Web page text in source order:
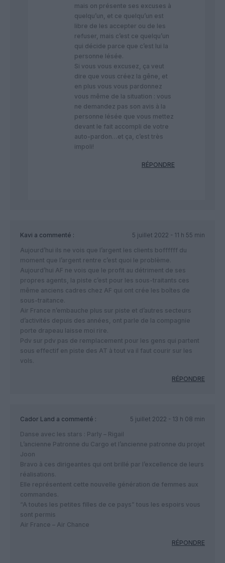
mais on présente ses excuses à
quelqu’un, et ce quelqu’un est
libre de les accepter ou de les
refuser, mais c’est ce quelqu’un
qui décide parce que c’est lui la
personne lésée.
Si vous vous excusez, ça veut
dire que vous créez la gêne, et
en plus vous vous pardonnez
vous même de la situation : vous
ne demandez pas son avis à la
personne lésée que vous mettez
devant le fait accompli de votre
auto-pardon…et ça, c’est très
impoli!
RÉPONDRE
Kavi a commenté :
5 juillet 2022 - 11 h 55 min
Aujourd’hui ils ne vois que l’argent les clients boffffff du
moment que l’argent rentre c’est quoi le problème.
Aujourd’hui AF ne vois que le profit au détriment de ses
propres agents, la piste c’est pour les sous-traitants ces
même anciens cadres chez AF qui ont crée les boîtes de
sous-traitance.
Air France n’embauche plus sur piste et d’autres secteurs
d’activités depuis des années, ont parle de la compagnie
porte drapeau laisse moi rire.
Pdv sur pdv pas de remplacement pour les gens qui partent
sous effectif en piste des AT à tout va il faut courir sur les
vols.
RÉPONDRE
Cador Land a commenté :
5 juillet 2022 - 13 h 08 min
Danse avec les stars : Parly – Rigail
L’ancienne Patronne du Cargo et l’ancienne patronne du projet
Joon
Bravo à ces dirigeantes qui ont brillé par l’excellence de leurs
réalisations.
Elle représentent cette nouvelle génération de femmes aux
commandes.
“A toutes les petites filles de ce pays” tous les espoirs vous
sont permis
Air France – Air Chance
RÉPONDRE